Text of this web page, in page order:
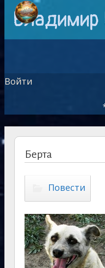
Владимир
Войти
Берта
Повести